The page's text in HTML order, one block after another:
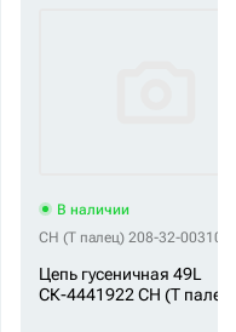
QHD 5608109QHD 71401448
В наличии
CH (Т палец) 208-32-00310
Цепь гусеничная 49L
СК-4441922 CH (Т палец)